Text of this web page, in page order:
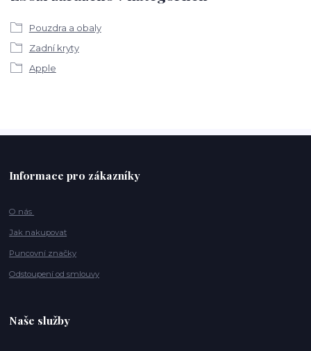
Pouzdra a obaly
Zadní kryty
Apple
Informace pro zákazníky
O nás
Jak nakupovat
Puncovní značky
Odstoupení od smlouvy
Naše služby